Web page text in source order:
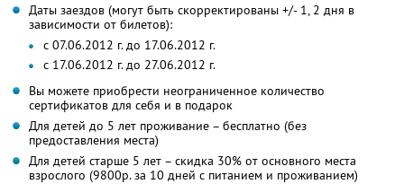
Даты заездов (могут быть скорректированы +/- 1, 2 дня в
зависимости от билетов):
с 07.06.2012 г. до 17.06.2012 г.
с 17.06.2012 г. до 27.06.2012 г.
Вы можете приобрести неограниченное количество
сертификатов для себя и в подарок
Для детей до 5 лет проживание – бесплатно (без
предоставления места)
Для детей старше 5 лет – скидка 30% от основного места
взрослого (9800р. за 10 дней с питанием и проживанием)